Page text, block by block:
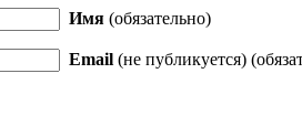
Имя (обязательно)
Email (не публикуется)